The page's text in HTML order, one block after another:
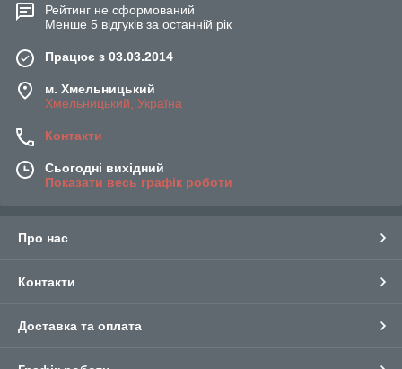
Рейтинг не сформований
Менше 5 відгуків за останній рік
Працює з 03.03.2014
м. Хмельницький
Хмельницький, Україна
Контакти
Сьогодні вихідний
Показати весь графік роботи
Про нас
Контакти
Доставка та оплата